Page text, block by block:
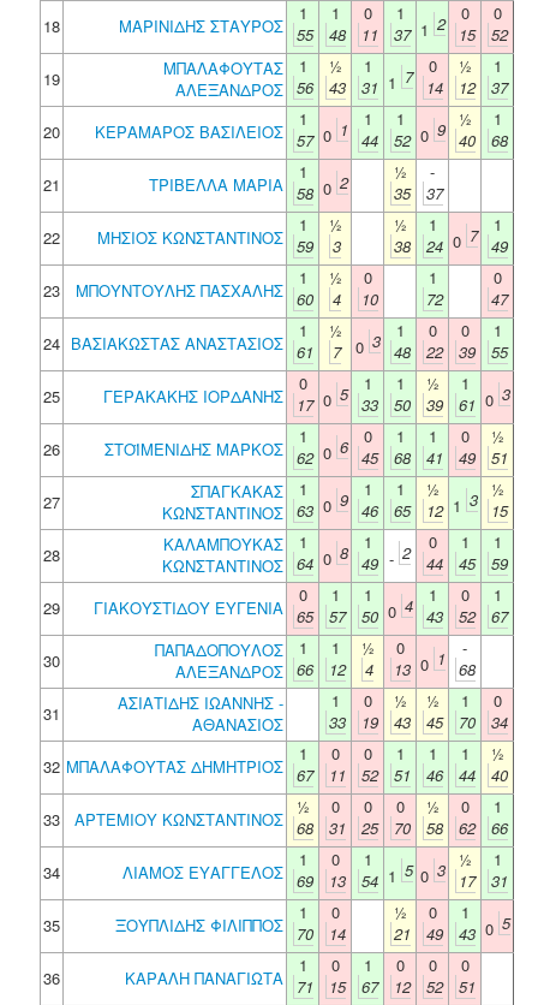
18
ΜΑΡΙΝΙΔΗΣ ΣΤΑΥΡΟΣ
1
55
1
48
0
11
1
37 1 2
0
15
0
52
19
ΜΠΑΛΑΦΟΥΤΑΣ
ΑΛΕΞΑΝΔΡΟΣ
1
56
½
43
1
31 1 7
0
14
½
12
1
37
20
ΚΕΡΑΜΑΡΟΣ ΒΑΣΙΛΕΙΟΣ
1
57 0 1
1
44
1
52 0 9
½
40
1
68
21
ΤΡΙΒΕΛΛΑ ΜΑΡΙΑ
1
58 0 2
½
35
-
37
22
ΜΗΣΙΟΣ ΚΩΝΣΤΑΝΤΙΝΟΣ
1
59
½
3
½
38
1
24 0 7
1
49
23
ΜΠΟΥΝΤΟΥΛΗΣ ΠΑΣΧΑΛΗΣ
1
60
½
4
0
10
1
72
0
47
24 ΒΑΣΙΑΚΩΣΤΑΣ ΑΝΑΣΤΑΣΙΟΣ
1
61
½
7
0 3
1
48
0
22
0
39
1
55
25
ΓΕΡΑΚΑΚΗΣ ΙΟΡΔΑΝΗΣ
0
17 0 5
1
33
1
50
½
39
1
61 0 3
26 ΣΤΟΪΜΕΝΙΔΗΣ ΜΑΡΚΟΣ
1
62 0 6
0
45
1
68
1
41
0
49
½
51
27
ΣΠΑΓΚΑΚΑΣ
ΚΩΝΣΤΑΝΤΙΝΟΣ
1
63 0 9
1
46
1
65
½
12 1 3
½
15
28
ΚΑΛΑΜΠΟΥΚΑΣ
ΚΩΝΣΤΑΝΤΙΝΟΣ
1
64 0 8
1
49 - 2
0
44
1
45
1
59
29
ΓΙΑΚΟΥΣΤΙΔΟΥ ΕΥΓΕΝΙΑ
0
65
1
57
1
50 0 4
1
43
0
52
1
67
30
ΠΑΠΑΔΟΠΟΥΛΟΣ
ΑΛΕΞΑΝΔΡΟΣ
1
66
1
12
½
4
0
13 0 1
-
68
31
ΑΣΙΑΤΙΔΗΣ ΙΩΑΝΝΗΣ -
ΑΘΑΝΑΣΙΟΣ
1
33
0
19
½
43
½
45
1
70
0
34
32 ΜΠΑΛΑΦΟΥΤΑΣ ΔΗΜΗΤΡΙΟΣ
1
67
0
11
0
52
1
51
1
46
1
44
½
40
33
ΑΡΤΕΜΙΟΥ ΚΩΝΣΤΑΝΤΙΝΟΣ
½
68
0
31
0
25
0
70
½
58
0
62
1
66
34
ΛΙΑΜΟΣ ΕΥΑΓΓΕΛΟΣ
1
69
0
13
1
54 1 5 0 3
½
17
1
31
35
ΞΟΥΠΛΙΔΗΣ ΦΙΛΙΠΠΟΣ
1
70
0
14
½
21
0
49
1
43 0 5
36 ΚΑΡΑΛΗ ΠΑΝΑΓΙΩΤΑ
1
71
0
15
1
67
0
12
0
52
0
51